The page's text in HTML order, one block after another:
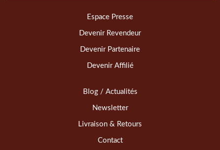
Espace Presse
Devenir Revendeur
Devenir Partenaire
Devenir Affilié
Blog / Actualités
Newsletter
Livraison & Retours
Contact